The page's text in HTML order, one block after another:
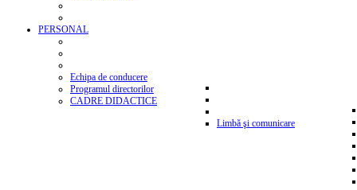
PERSONAL
Echipa de conducere
Programul directorilor
CADRE DIDACTICE
Limbă şi comunicare